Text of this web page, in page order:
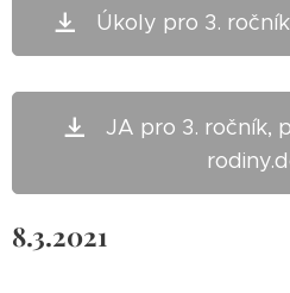
Úkoly pro 3.
JA pro 3. ročník,
8.3.2021